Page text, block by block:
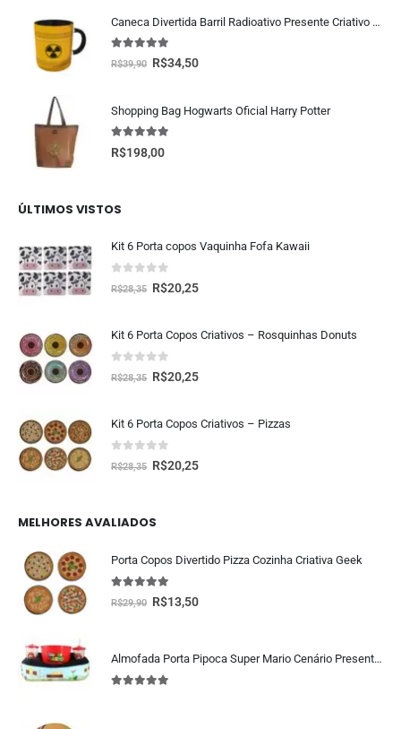
Caneca Divertida Barril Radioativo Presente Criativo Geek
5.00 fora de 5
R$39,90 R$34,50
Shopping Bag Hogwarts Oficial Harry Potter
5.00 fora de 5
R$198,00
ÚLTIMOS VISTOS
Kit 6 Porta copos Vaquinha Fofa Kawaii
fora de 5
R$28,35 R$20,25
Kit 6 Porta Copos Criativos – Rosquinhas Donuts
fora de 5
R$28,35 R$20,25
Kit 6 Porta Copos Criativos – Pizzas
fora de 5
R$28,35 R$20,25
MELHORES AVALIADOS
Porta Copos Divertido Pizza Cozinha Criativa Geek
fora de 5
R$29,90 R$13,50
Almofada Porta Pipoca Super Mario Cenário Presente Criativo Geek